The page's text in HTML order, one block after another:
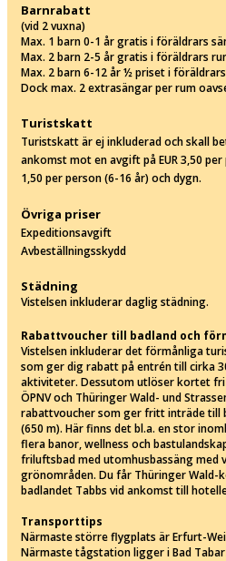
Barnrabatt
(vid 2 vuxna)
Max. 1 barn 0-1 år gratis i föräldrars
Max. 2 barn 2-5 år gratis i föräldrars
Max. 2 barn 6-12 år ½ priset i
Dock max. 2 extrasängar per rum
Turistskatt
Turistskatt är ej inkluderad och skall
ankomst mot en avgift på EUR 3,50
1,50 per person (6-16 år) och dygn.
Övriga priser
Expeditionsavgift
Avbeställningsskydd
Städning
Vistelsen inkluderar daglig städning.
Rabattvoucher till badland och
Vistelsen inkluderar det förmånliga
som ger dig rabatt på entrén till cirka
aktiviteter. Dessutom utlöser kortet
ÖPNV och Thüringer Wald- und
rabattvoucher som ger fritt inträde till
(650 m). Här finns det bl.a. en stor
flera banor, wellness och
friluftsbad med utomhusbassäng med
grönområden. Du får Thüringer
badlandet Tabbs vid ankomst till
Transporttips
Närmaste större flygplats är Erfurt-
Närmaste tågstation ligger i Bad